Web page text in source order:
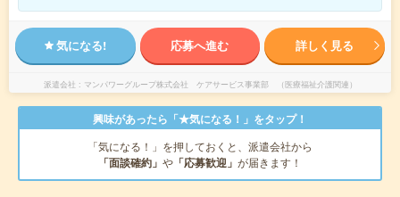
気になる! 応募へ進む 詳しく見る
派遣会社 マンパワーグループ株式会社 ケアサービス事業部 （医療福祉介護関連）
興味があったら「★気になる！」をタップ！
「気になる！」を押しておくと、派遣会社から
「面談確約」 や 「応募歓迎」 が届きます！